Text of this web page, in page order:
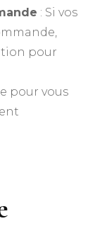
: Si vos
pour
pour vous